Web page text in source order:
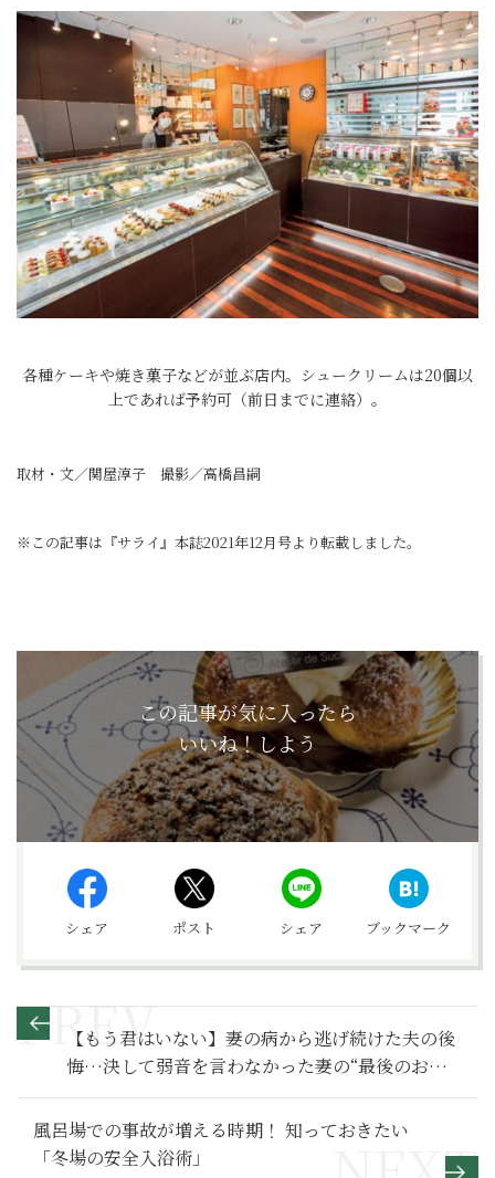
各種ケーキや焼き菓子などが並ぶ店内。シュークリームは20個以
上であれば予約可（前日までに連絡）。
取材・文／関屋淳子 撮影／高橋昌嗣
※この記事は『サライ』本誌2021年12月号より転載しました。
この記事が気に入ったら
いいね！しよう
シェア ポスト シェア ブックマーク
【もう君はいない】妻の病から逃げ続けた夫の後
悔…決して弱音を言わなかった妻の“最後のお願
い”～その２～
風呂場での事故が増える時期！ 知っておきたい
「冬場の安全入浴術」